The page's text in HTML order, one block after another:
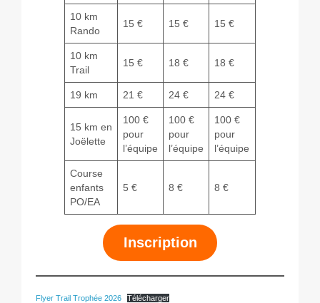
10 km
Rando
15 € 15 € 15 €
10 km
Trail
15 € 18 € 18 €
19 km 21 € 24 € 24 €
15 km en
Joëlette
100 €
pour
l’équipe
100 €
pour
l’équipe
100 €
pour
l’équipe
Course
enfants
PO/EA
5 € 8 € 8 €
Inscription
Flyer Trail Trophée 2026 Télécharger